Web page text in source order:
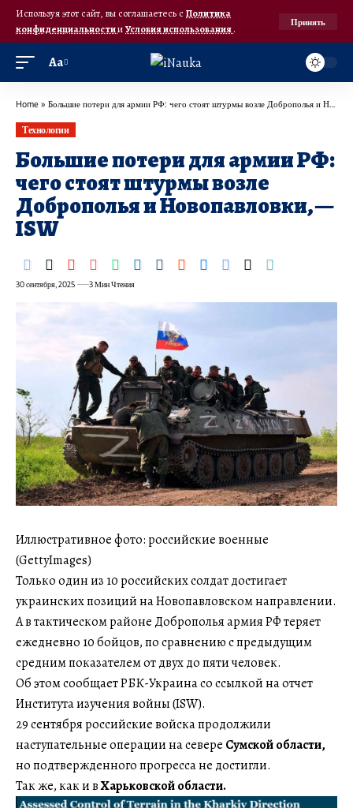
Используя этот сайт, вы соглашаетесь с Политика
конфиденциальностииУсловия использования.
Принять
Аа
Home » Большие потери для армии РФ: чего стоят штурмы возле Доброполья и Новопавловки, — ISW
Технологии
Большие потери для армии РФ:
чего стоят штурмы возле
Доброполья и Новопавловки, —
ISW
30 сентября, 2025 3 Мин Чтения
Иллюстративное фото: российские военные
(GettyImages)
Только один из 10 российских солдат достигает
украинских позиций на Новопавловском направлении.
А в тактическом районе Доброполья армия РФ теряет
ежедневно 10 бойцов, по сравнению с предыдущим
средним показателем от двух до пяти человек.
Об этом сообщает РБК-Украина со ссылкой на отчет
Института изучения войны (ISW).
29 сентября российские войска продолжили
наступательные операции на севере Сумской области,
но подтвержденного прогресса не достигли.
Так же, как и вХарьковской области.